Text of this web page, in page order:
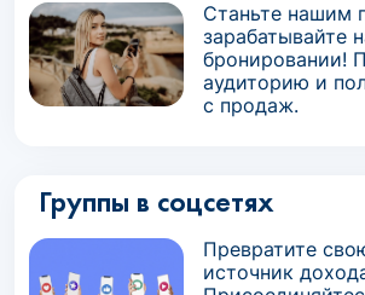
Станьте нашим
зарабатывайте
бронировании!
аудиторию и
с продаж.
Группы в соцсетях
Превратите
источник